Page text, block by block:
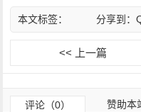
分享到：
本文标签：
<< 上一篇
评论（0） 赞助本